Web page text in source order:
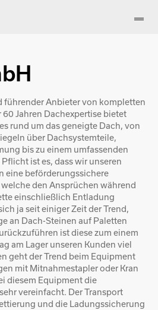
führender Anbieter von kompletten
Jahren Dachexpertise bietet
rund um das geneigte Dach, von
über Dachsystemteile,
bis zu einem umfassenden
ist es, dass wir unseren
eine beförderungssichere
den Ansprüchen während
einschließlich Entladung
ja seit einiger Zeit der Trend,
an Dach-Steinen auf Paletten
ist diese zum einem
am Lager unseren Kunden viel
geht der Trend beim Equipment
mit Mitnahmestapler oder Kran
diesem Equipment die
vereinfacht. Der Transport
und die Ladungssicherung